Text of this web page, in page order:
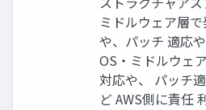
ミドルウェア層
や、パッチ 適応
OS・ミドルウェ
対応や、 パッチ
ど AWS側に責任